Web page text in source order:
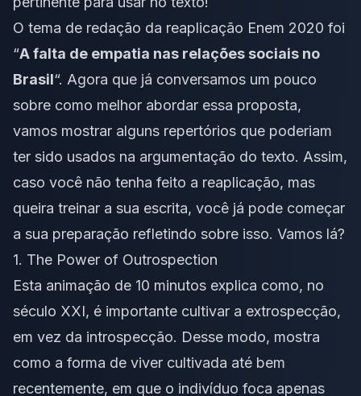
O tema de redação da reaplicação Enem 2020 foi
“A falta de empatia nas relações sociais no
Brasil“. Agora que já conversamos um pouco
sobre como melhor abordar essa proposta,
vamos mostrar alguns repertórios que poderiam
ter sido usados na argumentação do texto. Assim,
caso você não tenha feito a reaplicação, mas
queira treinar a sua escrita, você já pode começar
a sua preparação refletindo sobre isso. Vamos lá?
1. The Power of Outrospection
Esta animação de 10 minutos explica como, no
século XXI, é importante cultivar a extrospecção,
em vez da introspecção. Desse modo, mostra
como a forma de viver cultivada até bem
recentemente, em que o indivíduo foca apenas